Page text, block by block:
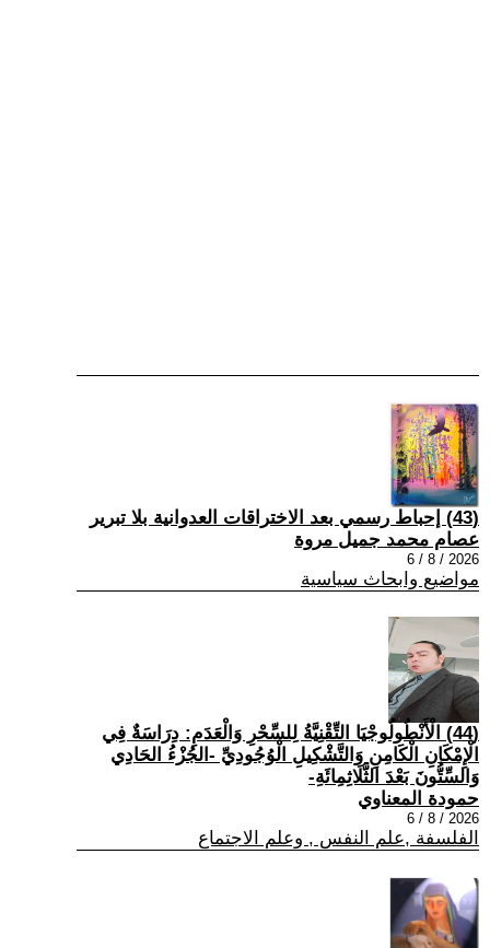
(43) إحباط رسمي بعد الاختراقات العدوانية بلا تبرير
عصام محمد جميل مروة
2026 / 8 / 6
مواضيع وابحاث سياسية
(44) الْأَنْطُولُوجْيَا التِّقْنِيَّةُ لِلسِّحْرِ وَالْعَدَمِ: دِرَاسَةٌ فِي
الْإِمْكَانِ الْكَامِنِ وَالتَّشْكِيلِ الْوُجُودِيِّ -الجُزْءُ الحَادِي
وَالسِّتُّونَ بَعْدَ الثَّلَاثِمِائَةِ-
حمودة المعناوي
2026 / 8 / 6
الفلسفة ,علم النفس , وعلم الاجتماع